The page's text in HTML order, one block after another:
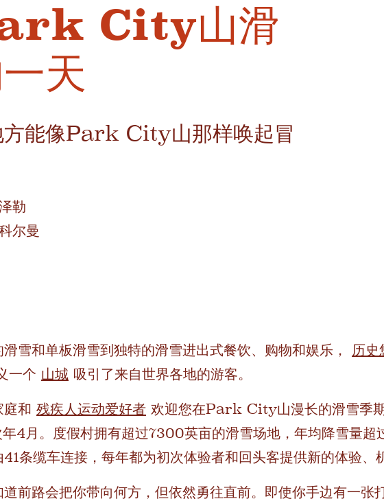
City山滑
天
方能像Park City山那样唤起冒
勒
尔曼
雪和单板滑雪到独特的滑雪进出式餐饮、购物和娱乐， 历史
一个 山城 吸引了来自世界各地的游客。
庭和 残疾人运动爱好者 欢迎您在Park City山漫长的滑雪季
年4月。度假村拥有超过7300英亩的滑雪场地，年均降雪量
条缆车连接，每年都为初次体验者和回头客提供新的体验、
道前路会把你带向何方，但依然勇往直前。即使你手边有一张